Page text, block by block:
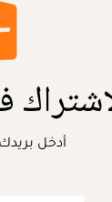
أدخل بريدك